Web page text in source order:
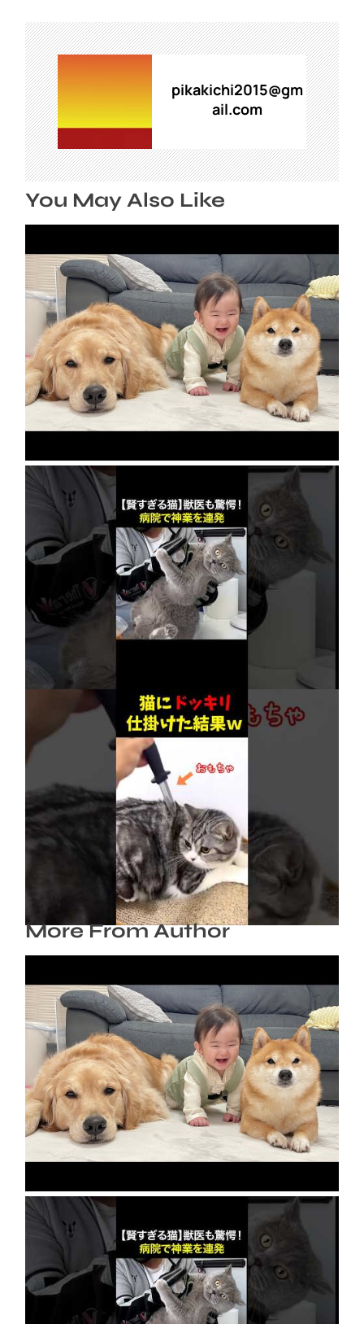
ゲ
ー
シ
ョ
ン
pikakichi2015@gm
ail.com
You May Also Like
急成長の裏には豆柴とゴールデンレトリバーの
協力がありました…
2026年8月8日
【賢すぎる猫】獣医も驚愕！病院で神業を連発
2026年8月6日
ネコにドッキリ仕掛けた結果５選 #猫のいる暮
らし #cat #面白集 #ねこ #笑ったら負け
2026年8月6日
More From Author
急成長の裏には豆柴とゴールデンレトリバーの
協力がありました…
2026年8月8日